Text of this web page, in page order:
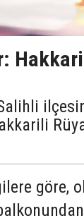
Salihli
göre,